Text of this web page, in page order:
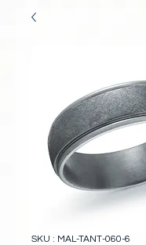
SKU : MAL-TANT-060-6